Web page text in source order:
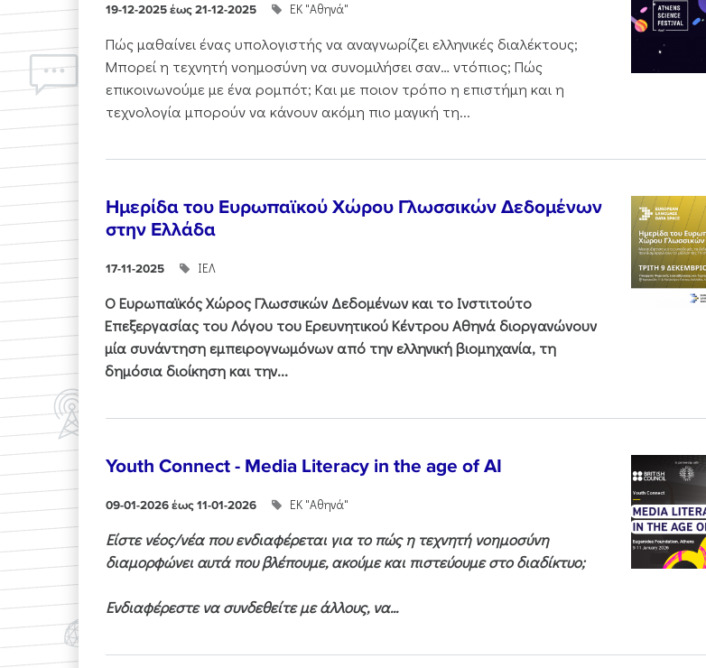
19-12-2025 έως 21-12-2025 ΕΚ "Αθηνά"
Πώς μαθαίνει ένας υπολογιστής να αναγνωρίζει ελληνικές διαλέκτους;
Μπορεί η τεχνητή νοημοσύνη να συνομιλήσει σαν… ντόπιος; Πώς
επικοινωνούμε με ένα ρομπότ; Και με ποιον τρόπο η επιστήμη και η
τεχνολογία μπορούν να κάνουν ακόμη πιο μαγική τη...
Ημερίδα του Ευρωπαϊκού Χώρου Γλωσσικών Δεδομένων
στην Ελλάδα
17-11-2025 ΙΕΛ
Ο Ευρωπαϊκός Χώρος Γλωσσικών Δεδομένων και το Ινστιτούτο
Επεξεργασίας του Λόγου του Ερευνητικού Κέντρου Αθηνά διοργανώνουν
μία συνάντηση εμπειρογνωμόνων από την ελληνική βιομηχανία, τη
δημόσια διοίκηση και την...
Youth Connect - Media Literacy in the age of AI
09-01-2026 έως 11-01-2026 ΕΚ "Αθηνά"
Είστε νέος/νέα που ενδιαφέρεται για το πώς η τεχνητή νοημοσύνη
διαμορφώνει αυτά που βλέπουμε, ακούμε και πιστεύουμε στο διαδίκτυο;
Ενδιαφέρεστε να συνδεθείτε με άλλους, να...